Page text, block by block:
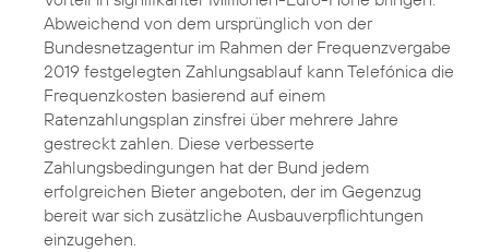
Abweichend von dem ursprünglich von der
Bundesnetzagentur im Rahmen der Frequenzvergabe
2019 festgelegten Zahlungsablauf kann Telefónica die
Frequenzkosten basierend auf einem
Ratenzahlungsplan zinsfrei über mehrere Jahre
gestreckt zahlen. Diese verbesserte
Zahlungsbedingungen hat der Bund jedem
erfolgreichen Bieter angeboten, der im Gegenzug
bereit war sich zusätzliche Ausbauverpflichtungen
einzugehen.